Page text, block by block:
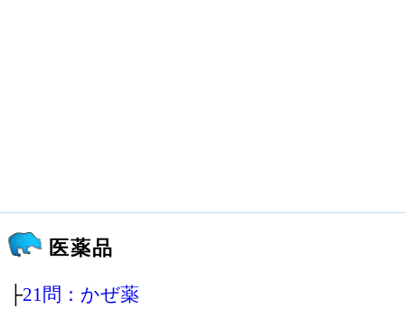
医薬品
├21問：かぜ薬